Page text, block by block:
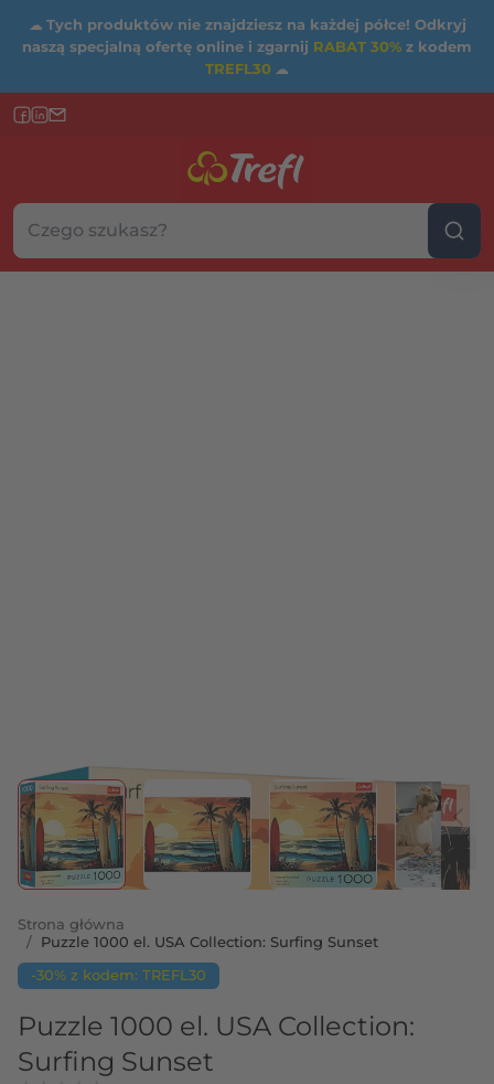
☁ Tych produktów nie znajdziesz na każdej półce! Odkryj
naszą specjalną ofertę online i zgarnij RABAT 30% z kodem
TREFL30 ☁
Szukaj w sklepie...
Wybierz kategorię
View larger imageView larger imageView larger image
Strona główna
/ Puzzle 1000 el. USA Collection: Surfing Sunset
-30% z kodem: TREFL30
Puzzle 1000 el. USA Collection:
Surfing Sunset